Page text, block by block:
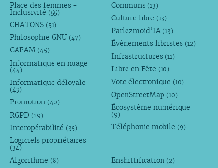
Place des femmes -
Inclusivité (55)
CHATONS (51)
Philosophie GNU (47)
GAFAM (45)
Informatique en nuage
(44)
Informatique déloyale
(43)
Promotion (40)
RGPD (39)
Interopérabilité (35)
Logiciels propriétaires
(34)
Communs (13)
Culture libre (13)
Parlezmoid’IA (13)
Évènements libristes (12)
Infrastructures (11)
Libre en Fête (10)
Vote électronique (10)
OpenStreetMap (10)
Écosystème numérique
(9)
Téléphonie mobile (9)
Algorithme (8) Enshittification (2)